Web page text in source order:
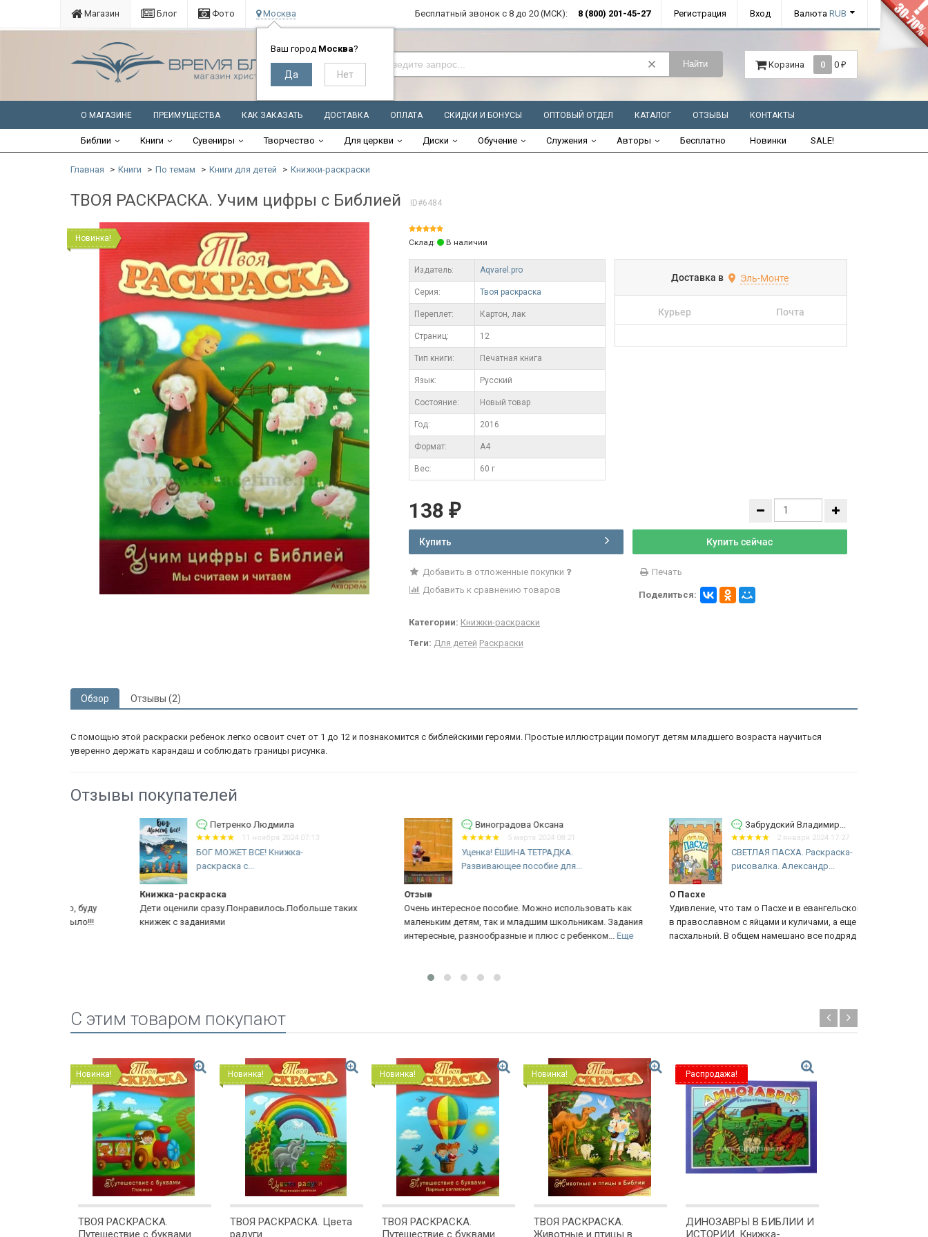
Магазин Блог Фото Москва
Ваш город Москва?
Бесплатный звонок с 8 до 20 (МСК): 8 (800) 201-45-27 Регистрация Вход Валюта RUB
Найти Корзина 0 0 ₽
О МАГАЗИНЕ ПРЕИМУЩЕСТВА КАК ЗАКАЗАТЬ ДОСТАВКА ОПЛАТА СКИДКИ И БОНУСЫ ОПТОВЫЙ ОТДЕЛ КАТАЛОГ ОТЗЫВЫ КОНТАКТЫ
Библии Книги Сувениры Творчество Для церкви Диски Обучение Служения Авторы Бесплатно Новинки SALE!
Главная Книги По темам Книги для детей Книжки-раскраски
ТВОЯ РАСКРАСКА. Учим цифры с Библией ID#6484
Новинка! Склад: В наличии
Издатель: Aqvarel.pro
Серия: Твоя раскраска
Переплет: Картон, лак
Cтраниц: 12
Тип книги: Печатная книга
Язык: Русский
Состояние: Новый товар
Год: 2016
Формат: А4
Вес: 60 г
Доставка в Эль-Монте
Курьер Почта
138 ₽
Купить Купить сейчас
Добавить в отложенные покупки
Печать
Добавить к сравнению товаров
Поделиться:
Категории: Книжки-раскраски
Теги: Для детей Раскраски
Обзор Отзывы (2)
С помощью этой раскраски ребенок легко освоит счет от 1 до 12 и познакомится с библейскими героями. Простые иллюстрации помогут детям младшего возраста научиться
уверенно держать карандаш и соблюдать границы рисунка.
Отзывы покупателей
Петренко Людмила
11 ноября 2024 07:13
БОГ МОЖЕТ ВСЕ! Книжка-
раскраска с...
Книжка-раскраска
Дети оценили сразу.Понравилось.Побольше таких
книжек с заданиями
Виноградова Оксана
5 марта 2024 08:21
Уценка! ЁШИНА ТЕТРАДКА.
Развивающее пособие для...
Очень интересное пособие. Можно использовать как
маленьким детям, так и младшим школьникам. Задания
интересные, разнообразные и плюс с ребенком...Еще
Забрудский Владимир...
2 января 2024 17:27
СВЕТЛАЯ ПАСХА. Раскраска-
рисовалка. Александр...
Удивление, что там о Пасхе и в евангельском варианте и
в православном с яйцами и куличами, а еще и заяц есть
пасхальный. В общем намешано все подряд
C этим товаром покупают
Новинка!
ТВОЯ РАСКРАСКА.
Путешествие с буквами.
Новинка!
ТВОЯ РАСКРАСКА. Цвета
радуги
Новинка!
ТВОЯ РАСКРАСКА.
Путешествие с буквами.
Новинка!
ТВОЯ РАСКРАСКА.
Животные и птицы в
Распродажа!
ДИНОЗАВРЫ В БИБЛИИ И
ИСТОРИИ. Книжка-